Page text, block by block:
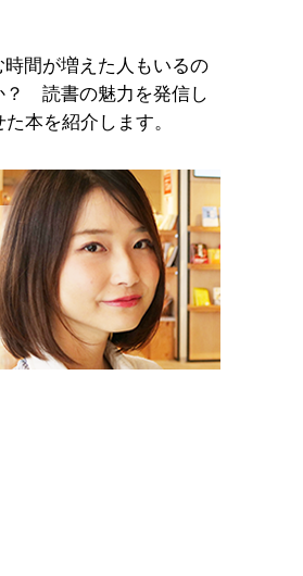
間が増えた人もいるの
？ 読書の魅力を発信し
本を紹介します。